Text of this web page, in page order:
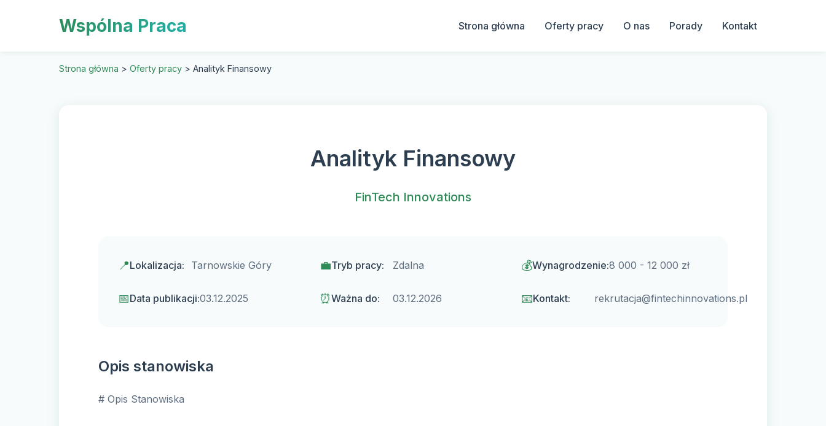
Wspólna Praca Strona główna Oferty pracy O nas Porady Kontakt
Strona główna > Oferty pracy > Analityk Finansowy
Analityk Finansowy
FinTech Innovations
📍Lokalizacja: Tarnowskie Góry 💼Tryb pracy: Zdalna 💰Wynagrodzenie:8 000 - 12 000 zł
📅Data publikacji:03.12.2025 ⏰Ważna do: 03.12.2026 📧Kontakt: rekrutacja@fintechinnovations.pl
Opis stanowiska
# Opis Stanowiska